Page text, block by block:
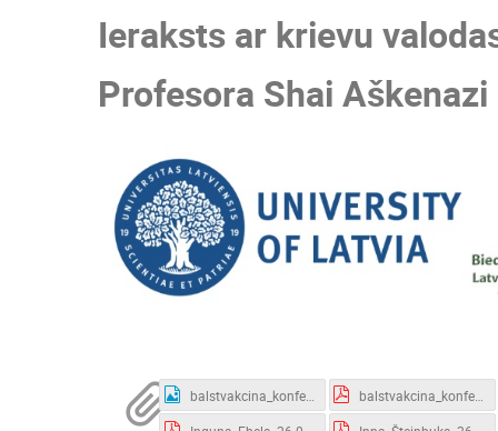
Ieraksts ar krievu
Profesora Shai
balstvakcina_konference.jpg